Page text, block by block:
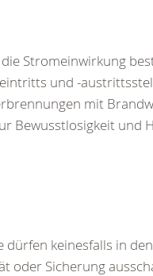
Stromeinwirkung
und -
mit
Bewusstlosigkeit und
dürfen keinesfalls in
oder Sicherung